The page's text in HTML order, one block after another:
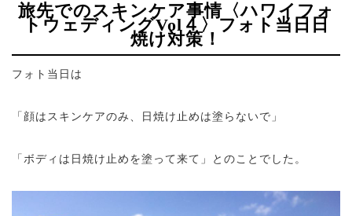
旅先でのスキンケア事情〈ハワイフォ
トウェディングVol４〉フォト当日日
焼け対策！
フォト当日は
「顔はスキンケアのみ、日焼け止めは塗らないで」
「ボディは日焼け止めを塗って来て」とのことでした。